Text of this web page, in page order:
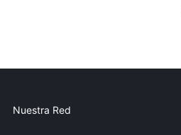
Nuestra Red